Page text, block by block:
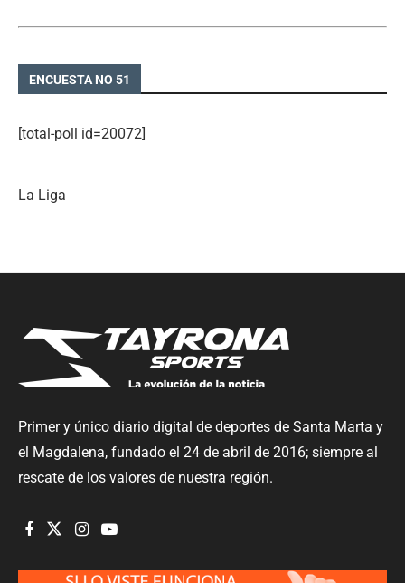
ENCUESTA NO 51
[total-poll id=20072]
La Liga
Primer y único diario digital de deportes de Santa Marta y
el Magdalena, fundado el 24 de abril de 2016; siempre al
rescate de los valores de nuestra región.